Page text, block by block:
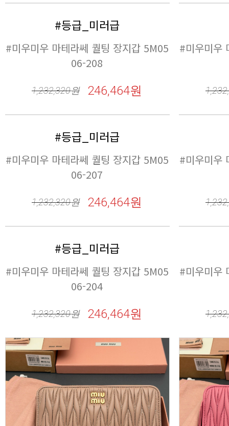
#등급_미러급
06-208
1,232,320원 246,464원
#등급_미러급
06-207
1,232,320원 246,464원
#등급_미러급
06-204
1,232,320원 246,464원